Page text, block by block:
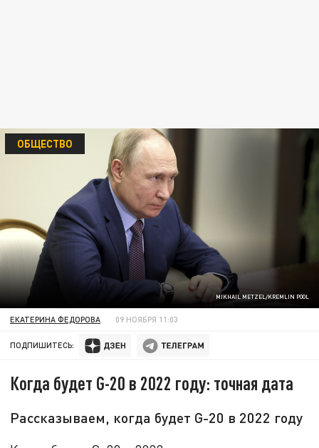
MIKHAIL METZEL/KREMLIN POOL
ОБЩЕСТВО
ЕКАТЕРИНА ФЕДОРОВА 09 НОЯБРЯ 11:03
ПОДПИШИТЕСЬ:
Когда будет G-20 в 2022 году: точная дата
Рассказываем, когда будет G-20 в 2022 году